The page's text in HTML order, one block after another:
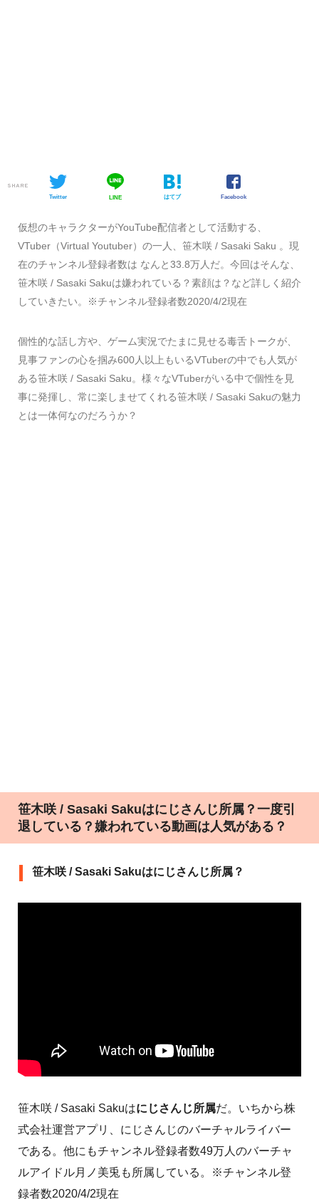
SHARE
Twitter LINE はてブ Facebook
仮想のキャラクターがYouTube配信者として活動する、
VTuber（Virtual Youtuber）の一人、笹木咲 / Sasaki Saku 。現
在のチャンネル登録者数は なんと33.8万人だ。今回はそんな、
笹木咲 / Sasaki Sakuは嫌われている？素顔は？など詳しく紹介
していきたい。※チャンネル登録者数2020/4/2現在
個性的な話し方や、ゲーム実況でたまに見せる毒舌トークが、
見事ファンの心を掴み600人以上もいるVTuberの中でも人気が
ある笹木咲 / Sasaki Saku。様々なVTuberがいる中で個性を見
事に発揮し、常に楽しませてくれる笹木咲 / Sasaki Sakuの魅力
とは一体何なのだろうか？
笹木咲 / Sasaki Sakuはにじさんじ所属？一度引
退している？嫌われている動画は人気がある？
笹木咲 / Sasaki Sakuはにじさんじ所属？
笹木咲 / Sasaki Sakuはにじさんじ所属だ。いちから株
式会社運営アプリ、にじさんじのバーチャルライバー
である。他にもチャンネル登録者数49万人のバーチャ
ルアイドル月ノ美兎も所属している。※チャンネル登
録者数2020/4/2現在